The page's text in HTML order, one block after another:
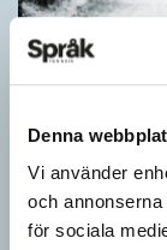
Denna
Vi använder
och
för sociala
Särskolan
Grundsärskola